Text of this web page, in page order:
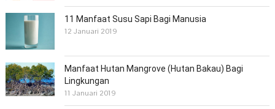
11 Manfaat Susu Sapi Bagi Manusia
12 Januari 2019
Manfaat Hutan Mangrove (Hutan Bakau) Bagi
Lingkungan
11 Januari 2019